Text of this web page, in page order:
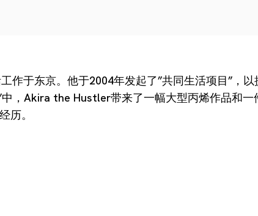
作于东京。他于2004年发起了”共同生活项目”，
，Akira the Hustler带来了一幅大型丙烯作品和
历。